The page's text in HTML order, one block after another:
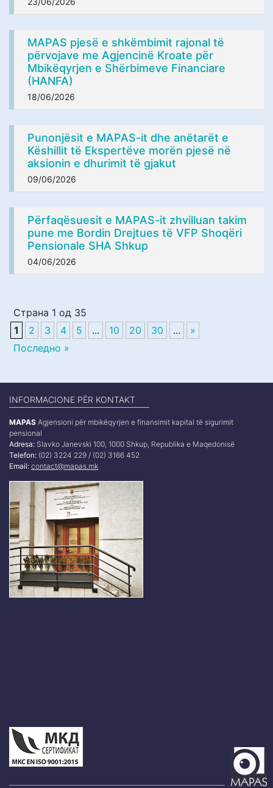
MAPAS pjesë e shkëmbimit rajonal të
përvojave me Agjencinë Kroate për
Mbikëqyrjen e Shërbimeve Financiare
(HANFA)
18/06/2026
Punonjësit e MAPAS-it dhe anëtarët e
Këshillit të Ekspertëve morën pjesë në
aksionin e dhurimit të gjakut
09/06/2026
Përfaqësuesit e MAPAS-it zhvilluan takim
pune me Bordin Drejtues të VFP Shoqëri
Pensionale SHA Shkup
04/06/2026
Страна 1 од 35
1
2 3 4 5 ... 10 20 30 ...
»
Последно »
INFORMACIONE PËR KONTAKT
MAPAS Agjensioni për mbikëqyrjen e finansimit kapital të sigurimit
pensional
Adresa: Slavko Janevski 100, 1000 Shkup, Republika e Maqedonisë
Telefon: (02) 3224 229 / (02) 3166 452
Email: contact@mapas.mk